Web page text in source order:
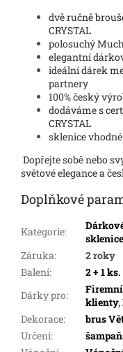
dvě ručně
CRYSTAL
polosuchý
elegantní
ideální dárek
partnery
100% český
dodáváme s
CRYSTAL
sklenice
Dopřejte sobě nebo
světové elegance a
Doplňkové
Kategorie:
Záruka:
2 roky
Balení:
2 + 1 ks.
Dárky pro:
klienty,
Dekorace:
brus
Určení: